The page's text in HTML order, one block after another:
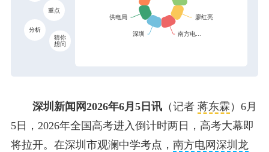
重点
分析
猜你
想问
深圳新闻网2026年6月5日讯（记者 蒋东霖 ） 6月
5日，2026年全国高考进入倒计时两日，高考大幕即
将拉开。在深圳市观澜中学考点， 南方电网深圳龙